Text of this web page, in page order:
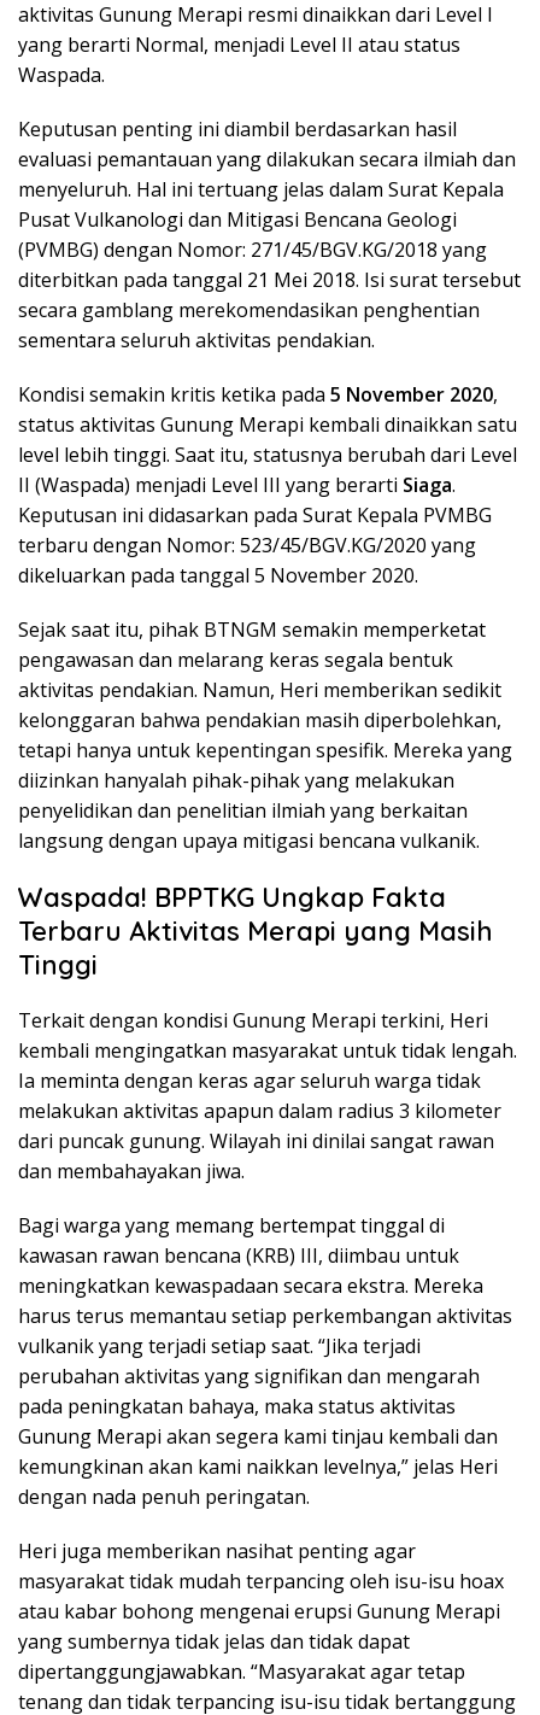
aktivitas Gunung Merapi resmi dinaikkan dari Level I
yang berarti Normal, menjadi Level II atau status
Waspada.
Keputusan penting ini diambil berdasarkan hasil
evaluasi pemantauan yang dilakukan secara ilmiah dan
menyeluruh. Hal ini tertuang jelas dalam Surat Kepala
Pusat Vulkanologi dan Mitigasi Bencana Geologi
(PVMBG) dengan Nomor: 271/45/BGV.KG/2018 yang
diterbitkan pada tanggal 21 Mei 2018. Isi surat tersebut
secara gamblang merekomendasikan penghentian
sementara seluruh aktivitas pendakian.
Kondisi semakin kritis ketika pada 5 November 2020,
status aktivitas Gunung Merapi kembali dinaikkan satu
level lebih tinggi. Saat itu, statusnya berubah dari Level
II (Waspada) menjadi Level III yang berarti Siaga.
Keputusan ini didasarkan pada Surat Kepala PVMBG
terbaru dengan Nomor: 523/45/BGV.KG/2020 yang
dikeluarkan pada tanggal 5 November 2020.
Sejak saat itu, pihak BTNGM semakin memperketat
pengawasan dan melarang keras segala bentuk
aktivitas pendakian. Namun, Heri memberikan sedikit
kelonggaran bahwa pendakian masih diperbolehkan,
tetapi hanya untuk kepentingan spesifik. Mereka yang
diizinkan hanyalah pihak-pihak yang melakukan
penyelidikan dan penelitian ilmiah yang berkaitan
langsung dengan upaya mitigasi bencana vulkanik.
Waspada! BPPTKG Ungkap Fakta
Terbaru Aktivitas Merapi yang Masih
Tinggi
Terkait dengan kondisi Gunung Merapi terkini, Heri
kembali mengingatkan masyarakat untuk tidak lengah.
Ia meminta dengan keras agar seluruh warga tidak
melakukan aktivitas apapun dalam radius 3 kilometer
dari puncak gunung. Wilayah ini dinilai sangat rawan
dan membahayakan jiwa.
Bagi warga yang memang bertempat tinggal di
kawasan rawan bencana (KRB) III, diimbau untuk
meningkatkan kewaspadaan secara ekstra. Mereka
harus terus memantau setiap perkembangan aktivitas
vulkanik yang terjadi setiap saat. “Jika terjadi
perubahan aktivitas yang signifikan dan mengarah
pada peningkatan bahaya, maka status aktivitas
Gunung Merapi akan segera kami tinjau kembali dan
kemungkinan akan kami naikkan levelnya,” jelas Heri
dengan nada penuh peringatan.
Heri juga memberikan nasihat penting agar
masyarakat tidak mudah terpancing oleh isu-isu hoax
atau kabar bohong mengenai erupsi Gunung Merapi
yang sumbernya tidak jelas dan tidak dapat
dipertanggungjawabkan. “Masyarakat agar tetap
tenang dan tidak terpancing isu-isu tidak bertanggung